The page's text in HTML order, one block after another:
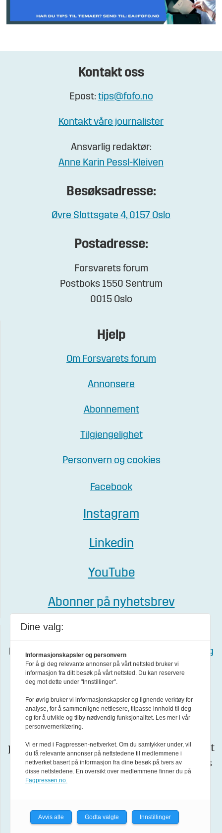
Kontakt oss
Epost: tips@fofo.no
Kontakt våre journalister
Ansvarlig redaktør:
Anne Karin Pessl-Kleiven
Besøksadresse:
Øvre Slottsgate 4, 0157 Oslo
Postadresse:
Forsvarets forum
Postboks 1550 Sentrum
0015 Oslo
Hjelp
Om Forsvarets forum
Annonsere
Abonnement
Tilgjengelighet
Personvern og cookies
Facebook
Instagram
Linkedin
YouTube
Abonner på nyhetsbrev
henhold tilLov om redaksjonell uavhengighet og
ansvar i redaktørstyrte medierog
Redaktørplakaten
Forsvarets forum arbeider etterVær
Varsom-plakatens
presseskikk. Den som mener seg rammet
av urettmessig medieomtale, oppfordres
til åta kontakt med redaksjonen
Pressens Faglige Utvalg (PFU)er et
klageorgan oppnevnt av Norsk
Dine valg:
Informasjonskapsler og personvern
For å gi deg relevante annonser på vårt nettsted bruker vi
informasjon fra ditt besøk på vårt nettsted. Du kan reservere
deg mot dette under "Innstillinger".
For øvrig bruker vi informasjonskapsler og lignende verktøy for
analyse, for å sammenligne nettlesere, tilpasse innhold til deg
og for å utvikle og tilby nødvendig funksjonalitet. Les mer i vår
personvernerklæring.
Vi er med i Fagpressen-nettverket. Om du samtykker under, vil
du få relevante annonser på nettstedene til medlemmene i
nettverket basert på informasjon fra dine besøk på tvers av
disse nettstedene. En oversikt over medlemmene finner du på
Fagpressen.no.
Avvis alle Godta valgte Innstillinger